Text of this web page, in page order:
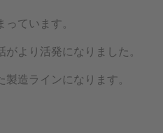
ています。
より活発になりました。
造ラインになります。